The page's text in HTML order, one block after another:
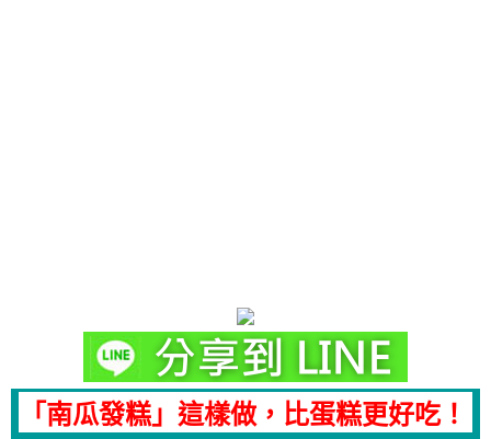
「南瓜發糕」這樣做，比蛋糕更好吃！